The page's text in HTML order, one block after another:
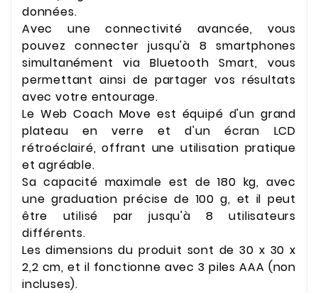
données.
Avec une connectivité avancée, vous
pouvez connecter jusqu'à 8 smartphones
simultanément via Bluetooth Smart, vous
permettant ainsi de partager vos résultats
avec votre entourage.
Le Web Coach Move est équipé d'un grand
plateau en verre et d'un écran LCD
rétroéclairé, offrant une utilisation pratique
et agréable.
Sa capacité maximale est de 180 kg, avec
une graduation précise de 100 g, et il peut
être utilisé par jusqu'à 8 utilisateurs
différents.
Les dimensions du produit sont de 30 x 30 x
2,2 cm, et il fonctionne avec 3 piles AAA (non
incluses).